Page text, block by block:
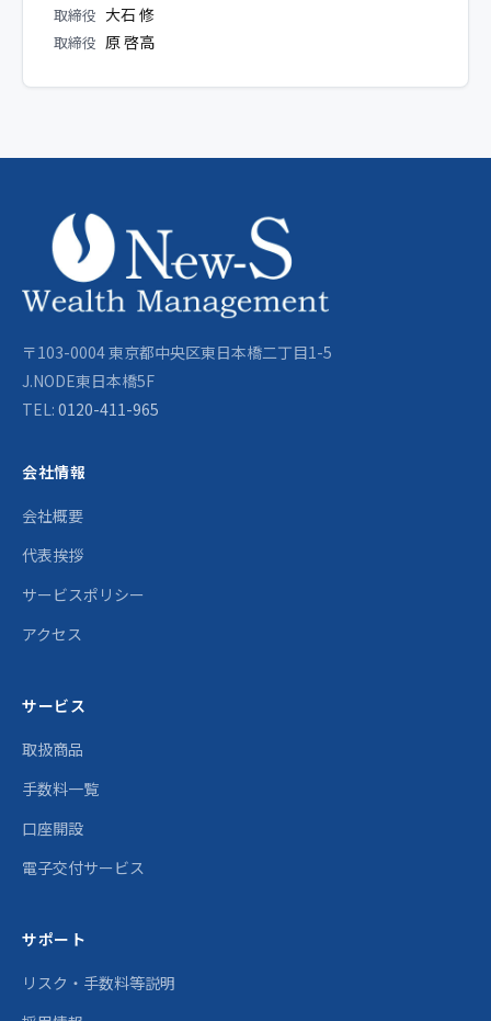
取締役 大石 修
取締役 原 啓高
〒103-0004 東京都中央区東日本橋二丁目1-5
J.NODE東日本橋5F
TEL: 0120-411-965
会社情報
会社概要
代表挨拶
サービスポリシー
アクセス
サービス
取扱商品
手数料一覧
口座開設
電子交付サービス
サポート
リスク・手数料等説明